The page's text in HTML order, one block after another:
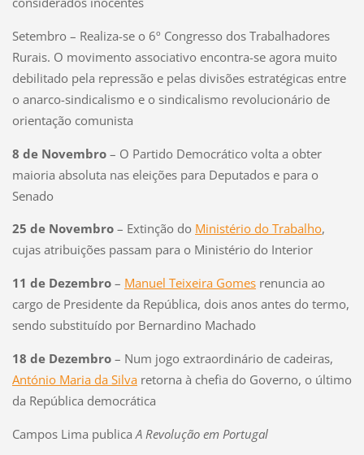
Setembro – Realiza-se o 6º Congresso dos Trabalhadores
Rurais. O movimento associativo encontra-se agora muito
debilitado pela repressão e pelas divisões estratégicas entre
o anarco-sindicalismo e o sindicalismo revolucionário de
orientação comunista
8 de Novembro – O Partido Democrático volta a obter
maioria absoluta nas eleições para Deputados e para o
Senado
25 de Novembro – Extinção do Ministério do Trabalho,
cujas atribuições passam para o Ministério do Interior
11 de Dezembro – Manuel Teixeira Gomesrenuncia ao
cargo de Presidente da República, dois anos antes do termo,
sendo substituído por Bernardino Machado
18 de Dezembro – Num jogo extraordinário de cadeiras,
António Maria da Silvaretorna à chefia do Governo, o último
da República democrática
Campos Lima publicaA Revolução em Portugal